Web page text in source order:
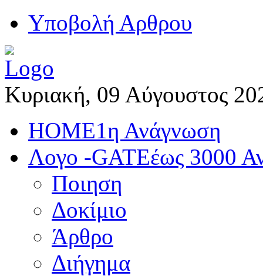
Yποβολή Αρθρου
Κυριακή, 09 Αύγουστος
HOME1η Ανάγνωση
Λογο -GATEέως 3000
Ποιηση
Δοκίμιο
Άρθρο
Διήγημα